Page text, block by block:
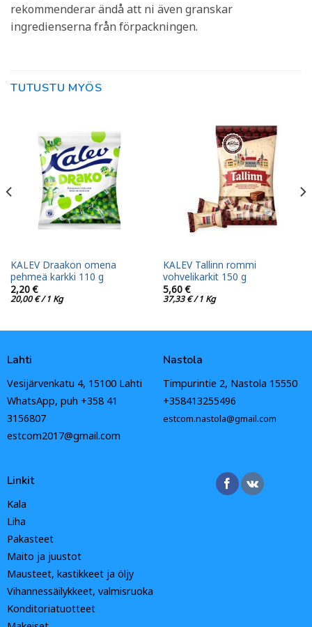
rekommenderar ändå att ni även granskar
ingredienserna från förpackningen.
TUTUSTU MYÖS
KALEV Draakon omena
pehmeä karkki 110 g
2,20€
20,00€/ 1 Kg
KALEV Tallinn rommi
vohvelikarkit 150 g
5,60€
37,33€/ 1 Kg
Lahti
Vesijärvenkatu 4, 15100 Lahti
WhatsApp, puh +358 41
3156807
estcom2017@gmail.com
Nastola
Timpurintie 2, Nastola 15550
+358413255496
estcom.nastola@gmail.com
Linkit
Kala
Liha
Pakasteet
Maito ja juustot
Mausteet, kastikkeet ja öljy
Vihannessäilykkeet, valmisruoka
Konditoriatuotteet